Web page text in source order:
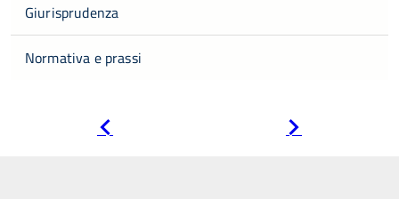
Giurisprudenza
Normativa e prassi